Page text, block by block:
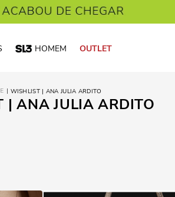
HOMEM OUTLET
WISHLIST | ANA JULIA ARDITO
| ANA JULIA ARDITO